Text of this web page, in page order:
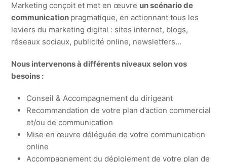
Marketing conçoit et met en œuvre un scénario de
communication pragmatique, en actionnant tous les
leviers du marketing digital : sites internet, blogs,
réseaux sociaux, publicité online, newsletters…
Nous intervenons à différents niveaux selon vos
besoins :
Conseil & Accompagnement du dirigeant
Recommandation de votre plan d’action commercial
et/ou de communication
Mise en œuvre déléguée de votre communication
online
Accompagnement du déploiement de votre plan de